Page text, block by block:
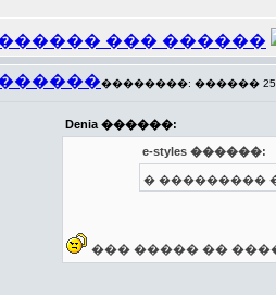
��������: ������ 25
Denia ������:
e-styles ������:
� ���������
��� ����� ��